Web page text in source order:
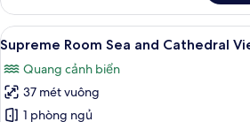
Phòng
Deluxe
Xem
tất
cả
ảnh
Supreme
5
Supreme Room Sea and Cathedral
Quang cảnh biển
37 mét vuông
1 phòng ngủ